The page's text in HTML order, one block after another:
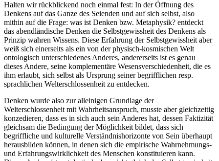
Halten wir rückblickend noch einmal fest: In der Öffnung des
Denkens auf das Ganze des Seienden und auf sich selbst, also
mithin auf die Frage: was ist Denken bzw. Metaphysik? entdeckt
das abendländische Denken die Selbstgewissheit des Denkens als
Prinzip wahren Wissens. Diese Erfahrung der Selbstgewissheit aber
weiß sich einerseits als ein von der physisch-kosmischen Welt
ontologisch unterschiedenes Anderes, andererseits ist es genau
dieses Andere, seine komplementäre Wesensverschiedenheit, die es
ihm erlaubt, sich selbst als Ursprung seiner begrifflichen resp.
sprachlichen Welterschlossenheit zu entdecken.
Denken wurde also zur alleinigen Grundlage der
Welterschlossenheit mit Wahrheitsanspruch, musste aber gleichzeitig
konzedieren, dass es in sich auch sein Anderes hat, dessen Faktizität
gleichsam die Bedingung der Möglichkeit bildet, dass sich
begriffliche und kulturelle Verständnishorizonte von Sein überhaupt
herausbilden können, in denen sich die empirische Wahrnehmungs-
und Erfahrungswirklichkeit des Menschen konstituieren kann.